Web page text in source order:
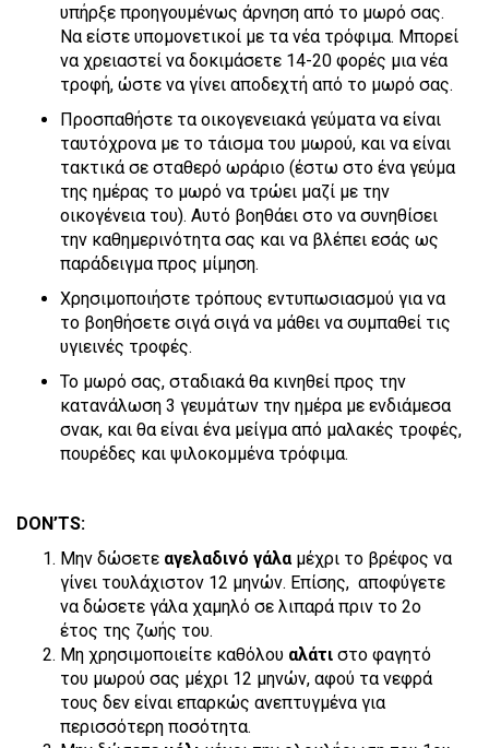
υπήρξε προηγουμένως άρνηση από το μωρό σας.
Να είστε υπομονετικοί με τα νέα τρόφιμα. Μπορεί
να χρειαστεί να δοκιμάσετε 14-20 φορές μια νέα
τροφή, ώστε να γίνει αποδεχτή από το μωρό σας.
Προσπαθήστε τα οικογενειακά γεύματα να είναι
ταυτόχρονα με το τάισμα του μωρού, και να είναι
τακτικά σε σταθερό ωράριο (έστω στο ένα γεύμα
της ημέρας το μωρό να τρώει μαζί με την
οικογένεια του). Αυτό βοηθάει στο να συνηθίσει
την καθημερινότητα σας και να βλέπει εσάς ως
παράδειγμα προς μίμηση.
Χρησιμοποιήστε τρόπους εντυπωσιασμού για να
το βοηθήσετε σιγά σιγά να μάθει να συμπαθεί τις
υγιεινές τροφές.
Το μωρό σας, σταδιακά θα κινηθεί προς την
κατανάλωση 3 γευμάτων την ημέρα με ενδιάμεσα
σνακ, και θα είναι ένα μείγμα από μαλακές τροφές,
πουρέδες και ψιλοκομμένα τρόφιμα.
DON’TS:
Μην δώσετε αγελαδινό γάλα μέχρι το βρέφος να
γίνει τουλάχιστον 12 μηνών. Επίσης, αποφύγετε
να δώσετε γάλα χαμηλό σε λιπαρά πριν το 2ο
έτος της ζωής του.
Μη χρησιμοποιείτε καθόλου αλάτι στο φαγητό
του μωρού σας μέχρι 12 μηνών, αφού τα νεφρά
τους δεν είναι επαρκώς ανεπτυγμένα για
περισσότερη ποσότητα.